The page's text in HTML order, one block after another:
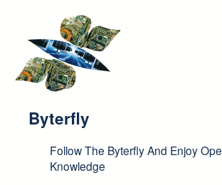
Byterfly
Follow The Byterfly And Enjoy
Knowledge